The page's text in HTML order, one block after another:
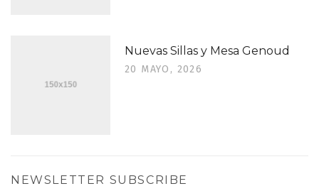
Nuevas Sillas y Mesa Genoud
20 MAYO, 2026
NEWSLETTER SUBSCRIBE